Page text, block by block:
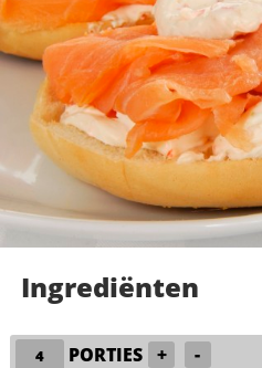
Ingrediënten
PORTIES + -